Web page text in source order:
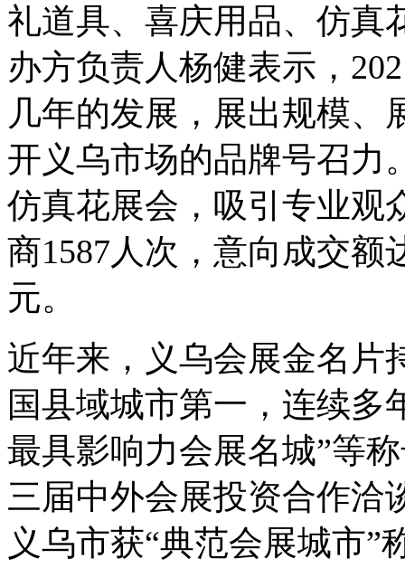
礼道具、喜庆用品、仿真
办方负责人杨健表示，
几年的发展，展出规模、
开义乌市场的品牌号召力
仿真花展会，吸引专业观
商1587人次，意向成交额
元。
近年来，义乌会展金名片
国县域城市第一，连续多
最具影响力会展名城”等
三届中外会展投资合作洽
义乌市获“典范会展城市”